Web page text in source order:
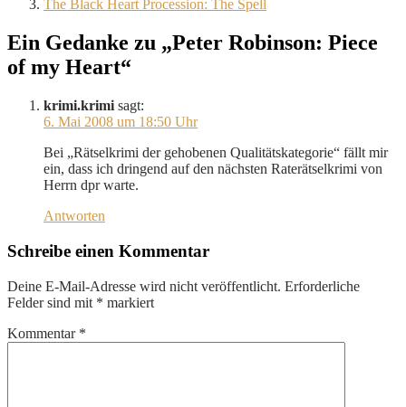
The Black Heart Procession: The Spell
Ein Gedanke zu „Peter Robinson: Piece
of my Heart“
krimi.krimi sagt:
6. Mai 2008 um 18:50 Uhr
Bei „Rätselkrimi der gehobenen Qualitätskategorie“ fällt mir
ein, dass ich dringend auf den nächsten Raterätselkrimi von
Herrn dpr warte.
Antworten
Schreibe einen Kommentar
Deine E-Mail-Adresse wird nicht veröffentlicht. Erforderliche
Felder sind mit * markiert
Kommentar *